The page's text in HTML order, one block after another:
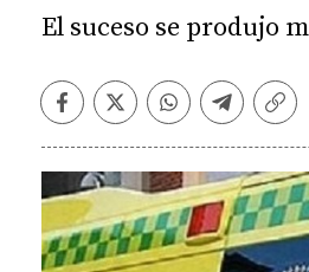
El suceso se produjo
Facebook
TwitterWhatsapp
Telegram